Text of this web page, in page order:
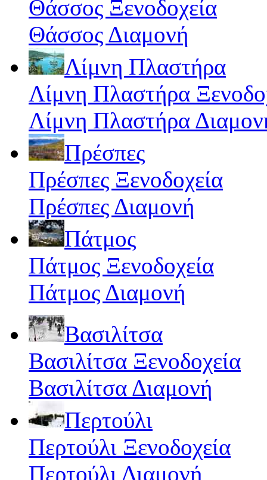
Θάσσος Ξενοδοχεία
Θάσσος Διαμονή
Λίμνη Πλαστήρα
Λίμνη Πλαστήρα
Λίμνη Πλαστήρα
Πρέσπες
Πρέσπες Ξενοδοχεία
Πρέσπες Διαμονή
Πάτμος
Πάτμος Ξενοδοχεία
Πάτμος Διαμονή
Βασιλίτσα
Βασιλίτσα Ξενοδοχεία
Βασιλίτσα Διαμονή
Περτούλι
Περτούλι Ξενοδοχεία
Περτούλι Διαμονή